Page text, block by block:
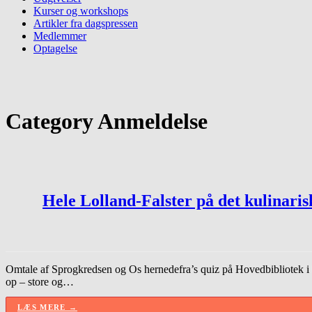
Kurser og workshops
Artikler fra dagspressen
Medlemmer
Optagelse
CategoryAnmeldelse
Hele Lolland-Falster på det
Omtale af Sprogkredsen og Os hernedefra’s quiz på
op – store og…
LÆS MERE →